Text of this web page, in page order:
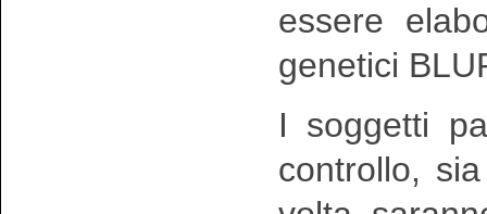
essere
genetici
I soggetti
controllo,